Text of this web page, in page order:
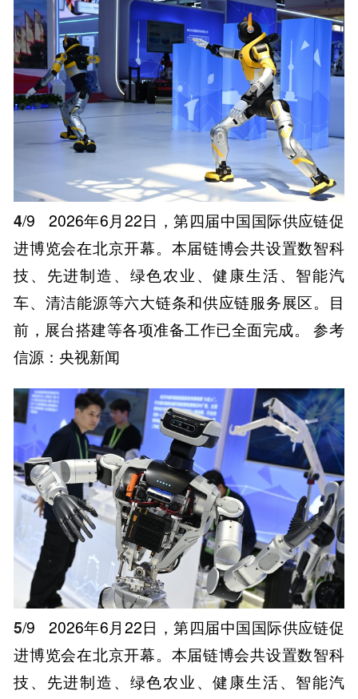
4/9
2026年6月22日，第四届中国国际供应链促
进博览会在北京开幕。本届链博会共设置数智科
技、先进制造、绿色农业、健康生活、智能汽
车、清洁能源等六大链条和供应链服务展区。目
前，展台搭建等各项准备工作已全面完成。 参考
信源：央视新闻
5/9
2026年6月22日，第四届中国国际供应链促
进博览会在北京开幕。本届链博会共设置数智科
技、先进制造、绿色农业、健康生活、智能汽